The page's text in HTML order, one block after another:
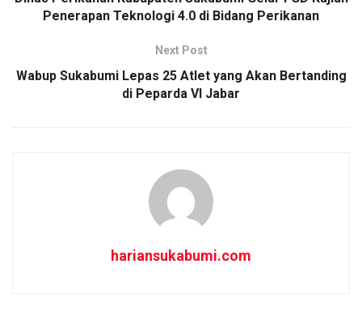
o
p
Penerapan Teknologi 4.0 di Bidang Perikanan
Next Post
Wabup Sukabumi Lepas 25 Atlet yang Akan Bertanding
di Peparda VI Jabar
hariansukabumi.com